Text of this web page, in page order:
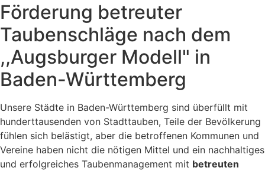
Förderung betreuter
Taubenschläge nach dem
,,Augsburger Modell" in
Baden-Württemberg
Unsere Städte in Baden-Württemberg sind überfüllt mit
hunderttausenden von Stadttauben, Teile der Bevölkerung
fühlen sich belästigt, aber die betroffenen Kommunen und
Vereine haben nicht die nötigen Mittel und ein nachhaltiges
und erfolgreiches Taubenmanagement mit betreuten